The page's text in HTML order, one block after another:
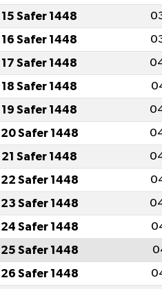
15 Safer 1448
16 Safer 1448
17 Safer 1448
18 Safer 1448
19 Safer 1448
20 Safer 1448
21 Safer 1448
22 Safer 1448
23 Safer 1448
24 Safer 1448
25 Safer 1448
26 Safer 1448